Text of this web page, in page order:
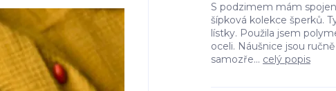
S podzimem mám
šípková kolekce šperků.
lístky. Použila jsem
oceli. Náušnice jsou
samozře... celý popis